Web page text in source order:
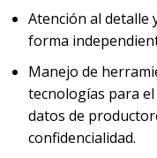
Atención al detalle
forma
Manejo de
tecnologías para
datos de
confidencialidad.